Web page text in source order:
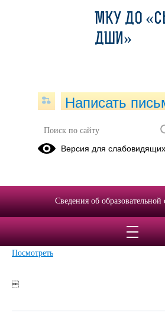
Календарный план-
2025 учебный год
Посмотреть
МКУ ДО
ДШИ»
Написать
Версия для слабовидящих
Сведения об образовательной